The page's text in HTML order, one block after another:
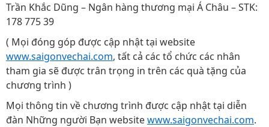
Trần Khắc Dũng – Ngân hàng thương mại Á Châu – STK:
178 775 39
( Mọi đóng góp được cập nhật tại website
www.saigonvechai.com, tất cả các tổ chức các nhân
tham gia sẽ được trân trọng in trên các quà tặng của
chương trình )
Mọi thông tin về chương trình được cập nhật tại diễn
đàn Những người Bạn websitewww.saigonvechai.com.